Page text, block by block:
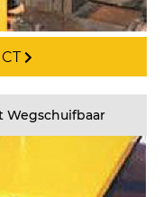
Wegschuifbaar